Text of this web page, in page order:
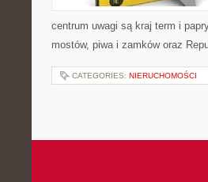
centrum uwagi są kraj term i
mostów, piwa i zamków oraz
CATEGORIES: NIERUCHOMOŚCI